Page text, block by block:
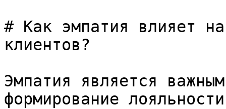
# Как эмпатия влияет
клиентов?
Эмпатия является
формирование